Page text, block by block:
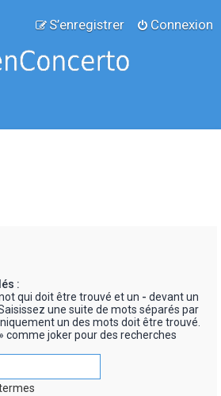
Connexion
S’enregistrer
:
qui doit être trouvé et un - devant un
une suite de mots séparés par
un des mots doit être trouvé.
comme joker pour des recherches